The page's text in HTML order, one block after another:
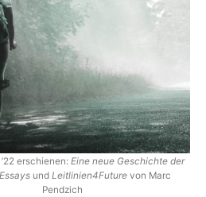
erschienen: Eine neue Geschichte der
Essays und Leitlinien4Futurevon Marc
Pendzich